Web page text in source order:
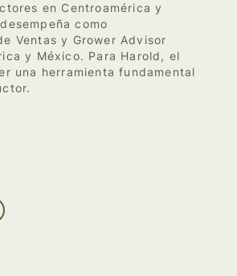
en Centroamérica y
como
Ventas y Grower Advisor
y México. Para Harold, el
una herramienta fundamental